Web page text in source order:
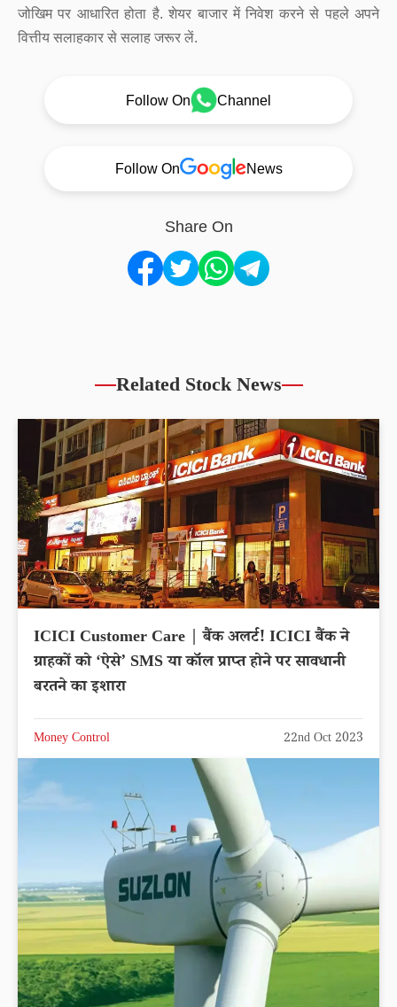
जोखिम पर आधारित होता है. शेयर बाजार में निवेश करने से पहले अपने
वित्तीय सलाहकार से सलाह जरूर लें.
Follow On Channel
Follow On News
Share On
Related Stock News
ICICI Customer Care | बैंक अलर्ट! ICICI बैंक ने
ग्राहकों को ‘ऐसे’ SMS या कॉल प्राप्त होने पर सावधानी
बरतने का इशारा
Money Control 22nd Oct 2023